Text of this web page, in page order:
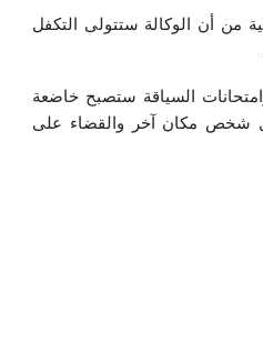
من أن الوكالة ستتولى التكفل
السياقة ستصبح خاضعة
شخص مكان آخر والقضاء على